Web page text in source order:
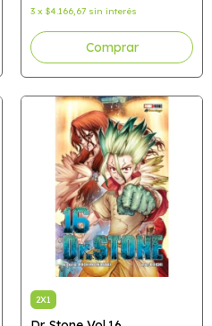
3 x $4.166,67 sin interés
2X1